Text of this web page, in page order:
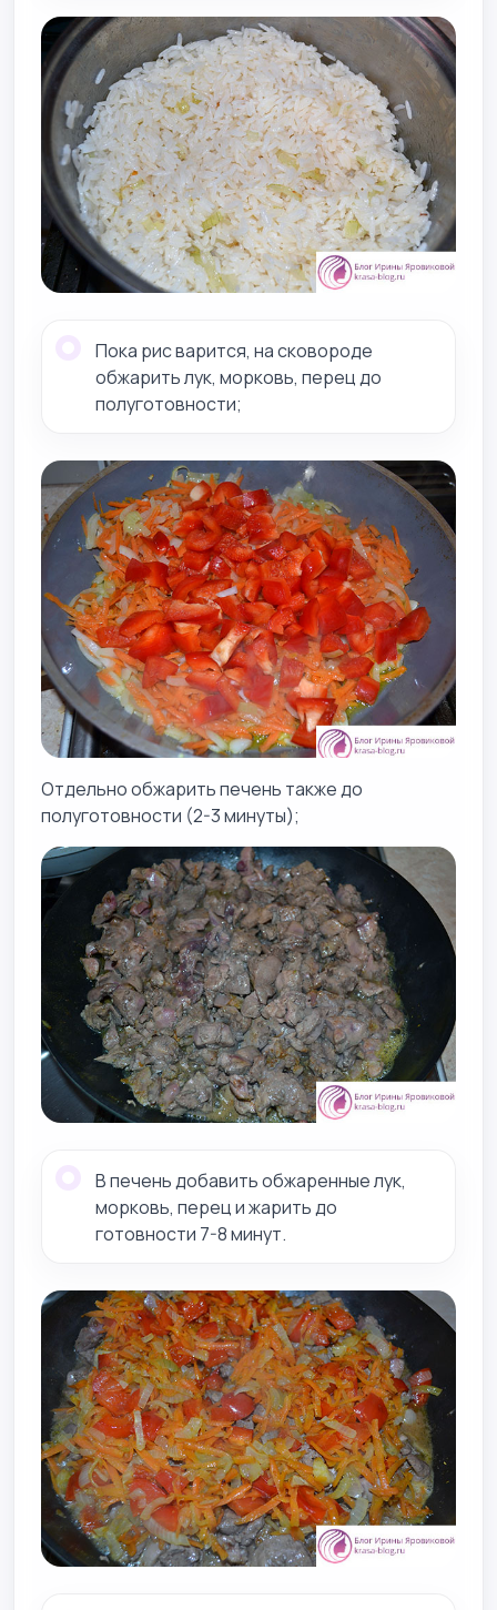
Пока рис варится, на сковороде
обжарить лук, морковь, перец до
полуготовности;
Отдельно обжарить печень также до
полуготовности (2-3 минуты);
В печень добавить обжаренные лук,
морковь, перец и жарить до
готовности 7-8 минут.